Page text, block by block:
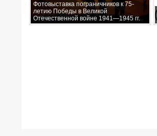
Фотовыставка пограничников к 75-
летию Победы в Великой
Отечественной войне 1941—1945 гг.